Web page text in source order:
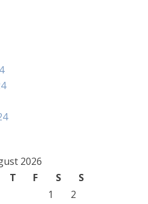
2026
T F S
S
1
2